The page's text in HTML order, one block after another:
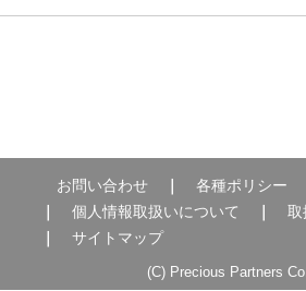
お問い合わせ
各種ポリシー
個人情報取扱いについて
取
サイトマップ
(C) Precious Partners